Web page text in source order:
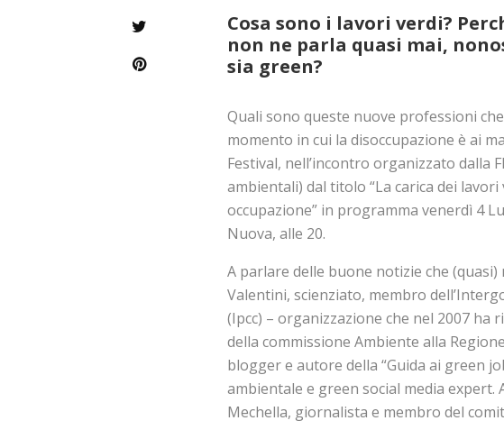
Cosa sono i lavori verdi?
non ne parla quasi mai,
sia green?
Quali sono queste nuove professioni
momento in cui la disoccupazione è ai
Festival, nell’incontro organizzato dalla
ambientali) dal titolo “La carica dei lavori
occupazione” in programma venerdì 4
Nuova, alle 20.
A parlare delle buone notizie che
Valentini, scienziato, membro
(Ipcc) – organizzazione che nel 2007 ha
della commissione Ambiente alla
blogger e autore della “Guida ai green
ambientale e green social media expert.
Mechella, giornalista e membro del